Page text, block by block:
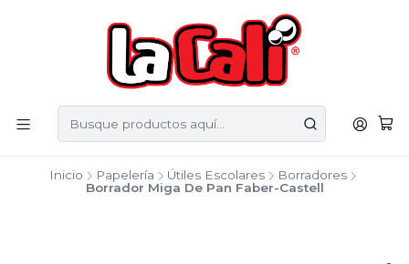
Inicio Papelería Útiles Escolares
Borradores
Borrador Miga De Pan Faber-Castell